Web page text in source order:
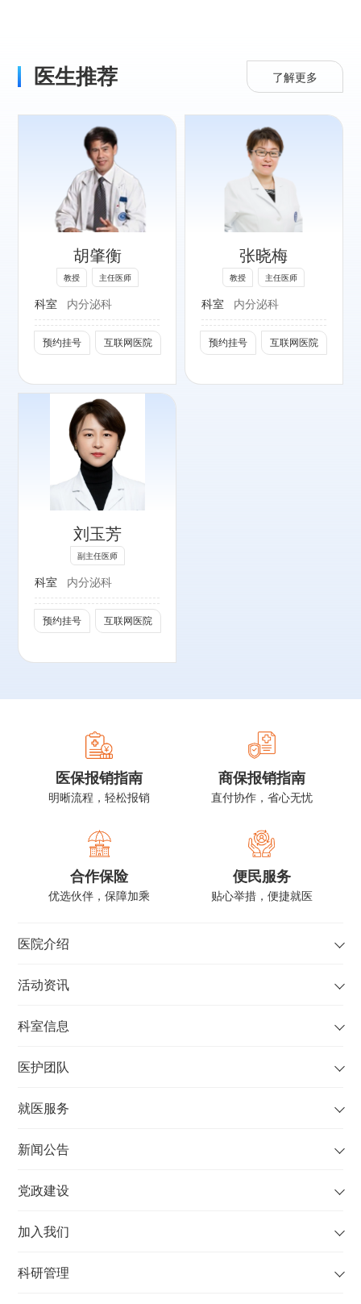
医生推荐 了解更多
胡肇衡
教授 主任医师
科室 内分泌科
预约挂号 互联网医院
张晓梅
教授 主任医师
科室 内分泌科
预约挂号 互联网医院
专长：
糖尿病及并发症、
甲状腺结节、甲
亢、甲减、妊娠甲
状腺病、妊娠糖尿
病、骨质疏松症、
高尿酸血症、垂体
肾上腺等疾病诊
治。
中华医学会糖尿病
分会妊娠糖尿病学
组委员
中华预防医学会甲
状腺疾病防治专业
委员会委员
中华医学会北京市
糖尿病分会委员
北京医师协会内分
泌代谢分会常务理
事
中国医药教育学会
巢综合征与生殖衰
老防控联盟常务委
员
国家远程医疗与互
与肥胖诊治专家委
中国老年医学学会
骨与关节分会骨内
副主任委员
健康教育研究会糖
委员
来生物医学工程分
防治专委会副主任
《中国骨质疏松杂
《Journal of
审稿专家。
断》、《甲状腺
刘玉芳
副主任医师
科室 内分泌科
预约挂号 互联网医院
医保报销指南
明晰流程，轻松报销
商保报销指南
直付协作，省心无忧
合作保险
优选伙伴，保障加乘
便民服务
贴心举措，便捷就医
医院介绍
活动资讯
科室信息
医护团队
就医服务
新闻公告
党政建设
加入我们
科研管理